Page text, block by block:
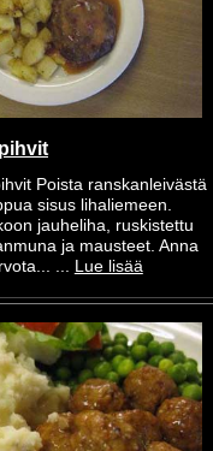
Poista ranskanleivästä
sisus lihaliemeen.
jauheliha, ruskistettu
ja mausteet. Anna
... Lue lisää